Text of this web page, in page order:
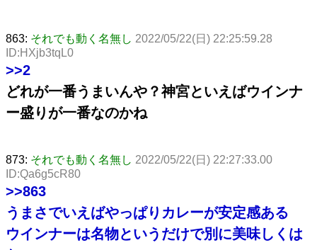
863: それでも動く名無し 2022/05/22(日) 22:25:59.28
ID:HXjb3tqL0
>>2
どれが一番うまいんや？神宮といえばウインナ
ー盛りが一番なのかね
873: それでも動く名無し 2022/05/22(日) 22:27:33.00
ID:Qa6g5cR80
>>863
うまさでいえばやっぱりカレーが安定感ある
ウインナーは名物というだけで別に美味しくは